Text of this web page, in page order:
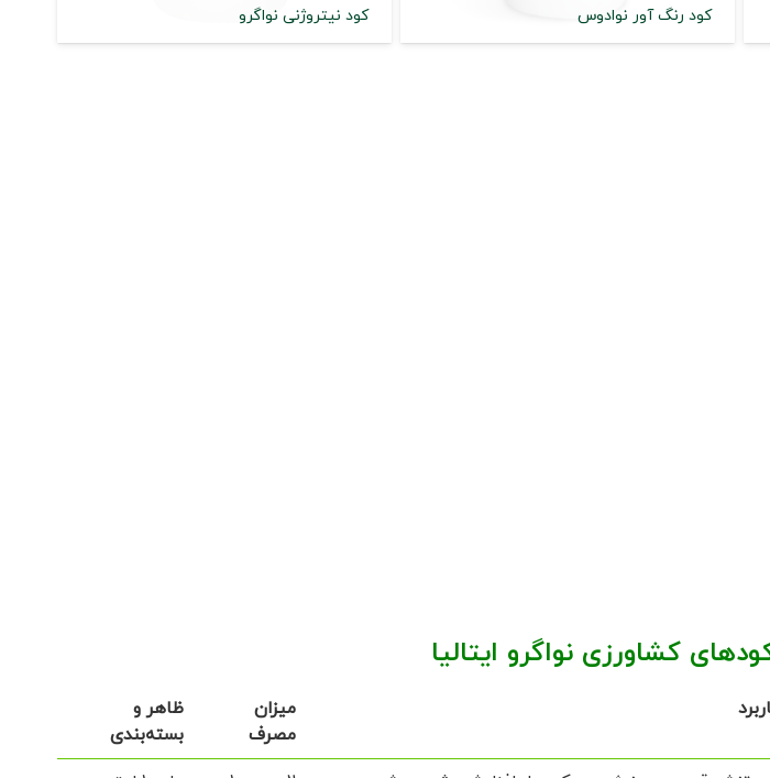
کود رنگ آور نوادوس کود نیتروژنی نواگرو
کشاورزی نواگرو ایتالیا
میزان
مصرف
ظاهر و
بسته‌بندی